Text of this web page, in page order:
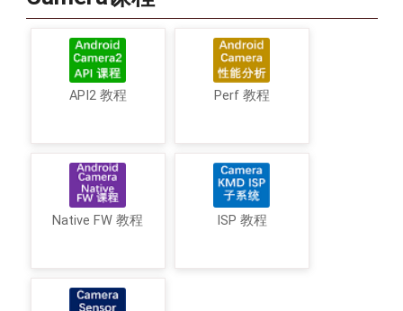
API2 教程 Perf 教程
Native FW 教程 ISP 教程